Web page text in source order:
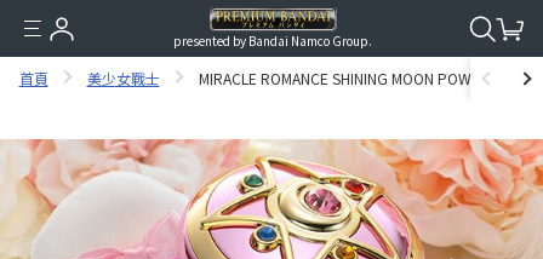
presented by Bandai Namco Group.
首頁 美少女戰士 MIRACLE ROMANCE SHINING MOON POWDER